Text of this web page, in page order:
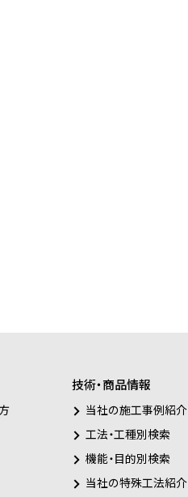
技術・商品情報
当社の施工事例紹介
工法・工種別検索
機能・目的別検索
当社の特殊工法紹介